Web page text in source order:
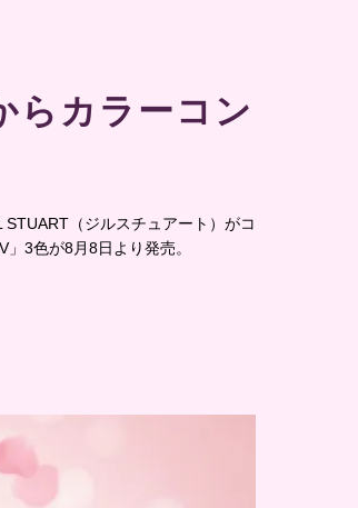
らカラーコン
（ジルスチュアート）がコ
3色が8月8日より発売。